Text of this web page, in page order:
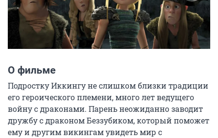
О фильме
Подростку Иккингу не слишком близки традиции
его героического племени, много лет ведущего
войну с драконами. Парень неожиданно заводит
дружбу с драконом Беззубиком, который поможет
ему и другим викингам увидеть мир с